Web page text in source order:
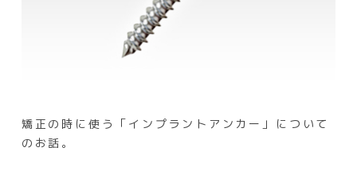
矯正の時に使う「インプラントアンカー」について
のお話。